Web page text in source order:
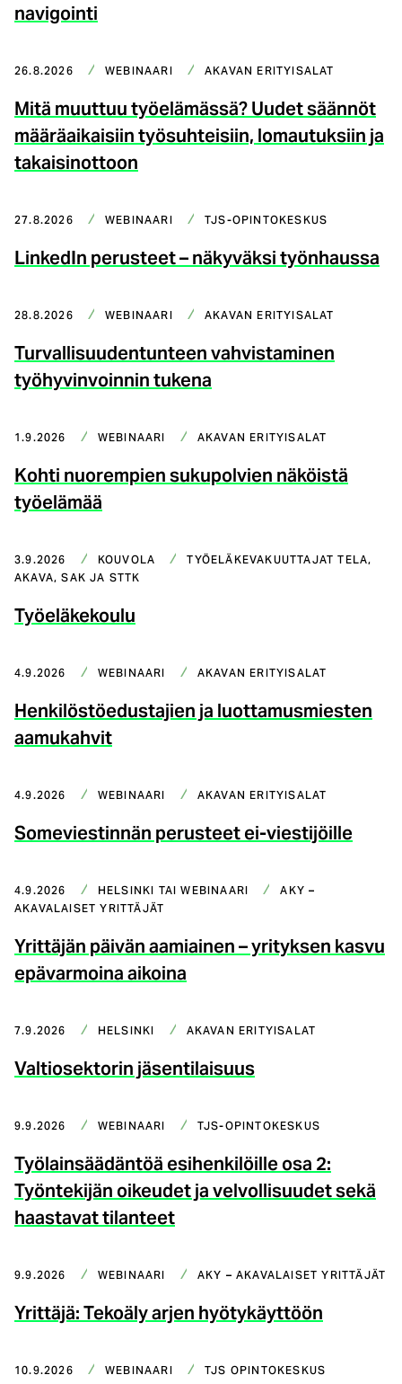
navigointi
26.8.2026 WEBINAARI
AKAVAN ERITYISALAT
Mitä muuttuu työelämässä? Uudet säännöt
määräaikaisiin työsuhteisiin, lomautuksiin ja
takaisinottoon
27.8.2026 WEBINAARI
TJS-OPINTOKESKUS
LinkedIn perusteet – näkyväksi työnhaussa
28.8.2026 WEBINAARI
AKAVAN ERITYISALAT
Turvallisuudentunteen vahvistaminen
työhyvinvoinnin tukena
1.9.2026 WEBINAARI
AKAVAN ERITYISALAT
Kohti nuorempien sukupolvien näköistä
työelämää
3.9.2026 KOUVOLA TYÖELÄKEVAKUUTTAJAT TELA,
AKAVA, SAK JA STTK
Työeläkekoulu
4.9.2026 WEBINAARI
AKAVAN ERITYISALAT
Henkilöstöedustajien ja luottamusmiesten
aamukahvit
4.9.2026 WEBINAARI
AKAVAN ERITYISALAT
Someviestinnän perusteet ei-viestijöille
4.9.2026 HELSINKI TAI WEBINAARI AKY –
AKAVALAISET YRITTÄJÄT
Yrittäjän päivän aamiainen – yrityksen kasvu
epävarmoina aikoina
7.9.2026 HELSINKI
AKAVAN ERITYISALAT
Valtiosektorin jäsentilaisuus
9.9.2026 WEBINAARI
TJS-OPINTOKESKUS
Työlainsäädäntöä esihenkilöille osa 2:
Työntekijän oikeudet ja velvollisuudet sekä
haastavat tilanteet
9.9.2026 WEBINAARI
AKY – AKAVALAISET YRITTÄJÄT
Yrittäjä: Tekoäly arjen hyötykäyttöön
10.9.2026 WEBINAARI
TJS OPINTOKESKUS